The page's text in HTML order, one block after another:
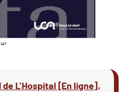
de L'Hospital [En ligne],